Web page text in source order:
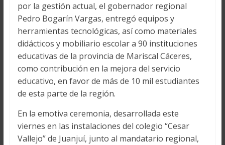
por la gestión actual, el gobernador regional
Pedro Bogarín Vargas, entregó equipos y
herramientas tecnológicas, así como materiales
didácticos y mobiliario escolar a 90 instituciones
educativas de la provincia de Mariscal Cáceres,
como contribución en la mejora del servicio
educativo, en favor de más de 10 mil estudiantes
de esta parte de la región.
En la emotiva ceremonia, desarrollada este
viernes en las instalaciones del colegio “Cesar
Vallejo” de Juanjuí, junto al mandatario regional,